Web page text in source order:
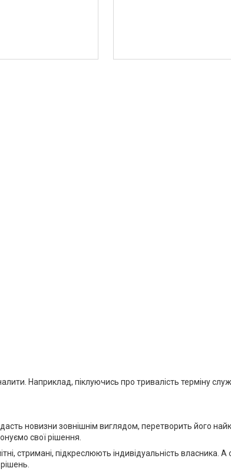
Наприклад, піклуючись про тривалість терміну
новизни зовнішнім виглядом, перетворить його
свої рішення.
стримані, підкреслюють індивідуальність власника.